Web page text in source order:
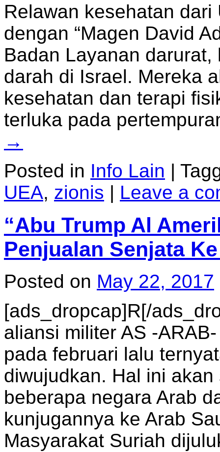
Relawan kesehatan
dengan “Magen David
Badan Layanan
darah di Israel. Mereka
kesehatan dan terapi
terluka pada
→
Posted in Info Lain |
UEA, zionis | Leave a
“Abu Trump Al
Penjualan Senjata
Posted on May 22, 2017
[ads_dropcap]R[/
aliansi militer AS -
pada februari lalu
diwujudkan. Hal ini
beberapa negara Arab
kunjugannya ke Arab
Masyarakat Suriah